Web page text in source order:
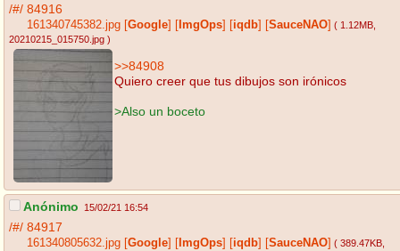
/#/ 84916
161340745382.jpg Google ImgOps iqdb SauceNAO ( 1.12MB
20210215_015750.jpg )
>>84908
Quiero creer que tus dibujos son irónicos
>Also un boceto
Anónimo 15/02/21 16:54
/#/ 84917
161340805632.jpg Google ImgOps iqdb SauceNAO ( 389.47KB